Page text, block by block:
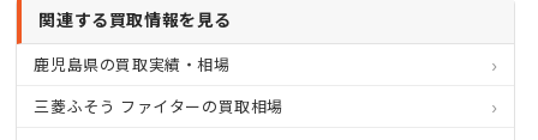
関連する買取情報を見る
鹿児島県の買取実績・相場
三菱ふそう ファイターの買取相場